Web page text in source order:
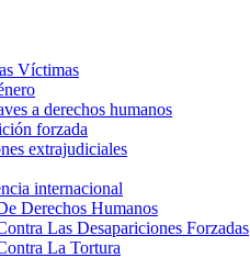
Víctimas
a derechos humanos
forzada​
extrajudiciales
internacional
Derechos Humanos​
Las Desapariciones Forzadas
La Tortura​